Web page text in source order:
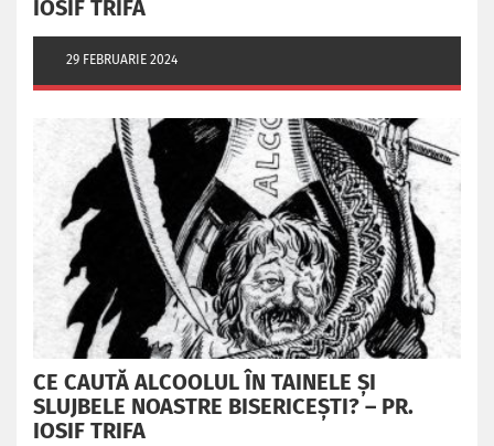
IOSIF TRIFA
29 FEBRUARIE 2024
CE CAUTĂ ALCOOLUL ÎN TAINELE ŞI
SLUJBELE NOASTRE BISERICEŞTI? – PR.
IOSIF TRIFA